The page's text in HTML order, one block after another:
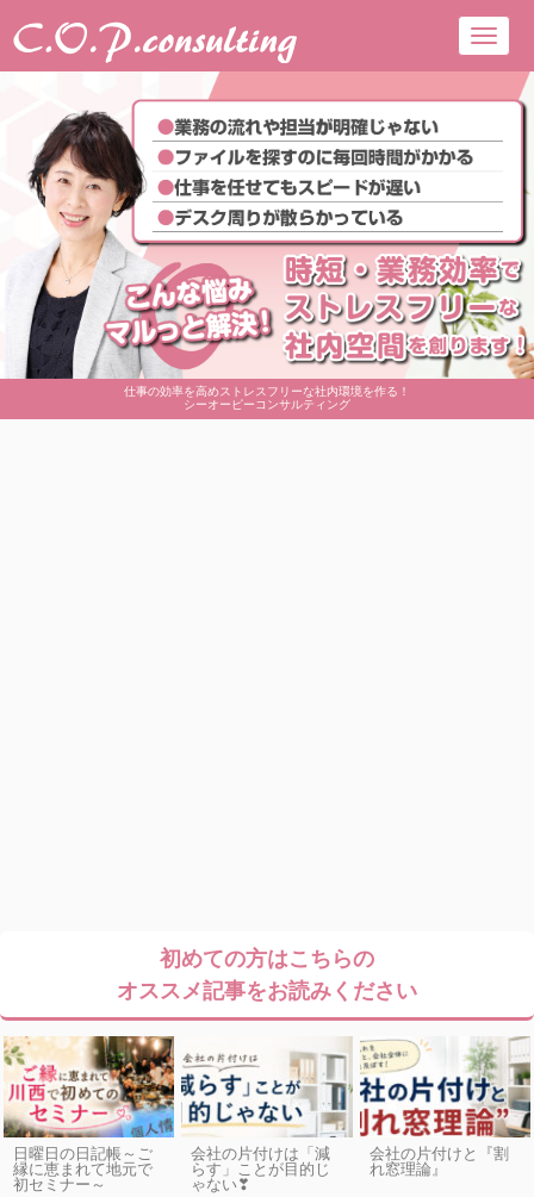
仕事の効率を高めストレスフリーな社内環境を作る！
シーオーピーコンサルティング
初めての方はこちらの
オススメ記事をお読みください
日曜日の日記帳～ご
縁に恵まれて地元で
初セミナー～
会社の片付けは「減
らす」ことが目的じ
ゃない❣
会社の片付けと『割
れ窓理論』